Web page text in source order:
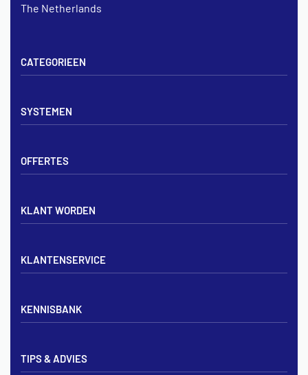
CATEGORIEEN
Verdelers
Noppenplaten
Draadmatten
SYSTEMEN
Noppenplaat systeem
OFFERTES
Offerte voor vloerverwarming
Vloerverwarming Tilburg
KLANT WORDEN
Aanmelden zakelijk
The Netherlands
KLANTENSERVICE
Zakelijk aanmelden
Bezorgen & afhalen
Privacybeleid
KENNISBANK
Vloerverwarming en radiatoren
TIPS & ADVIES